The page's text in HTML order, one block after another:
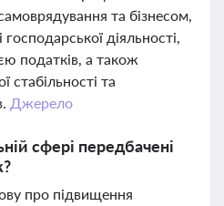
та бізнесом,
діяльності,
податків, а також
стабільності та
Джерело
сфері передбачені
про підвищення